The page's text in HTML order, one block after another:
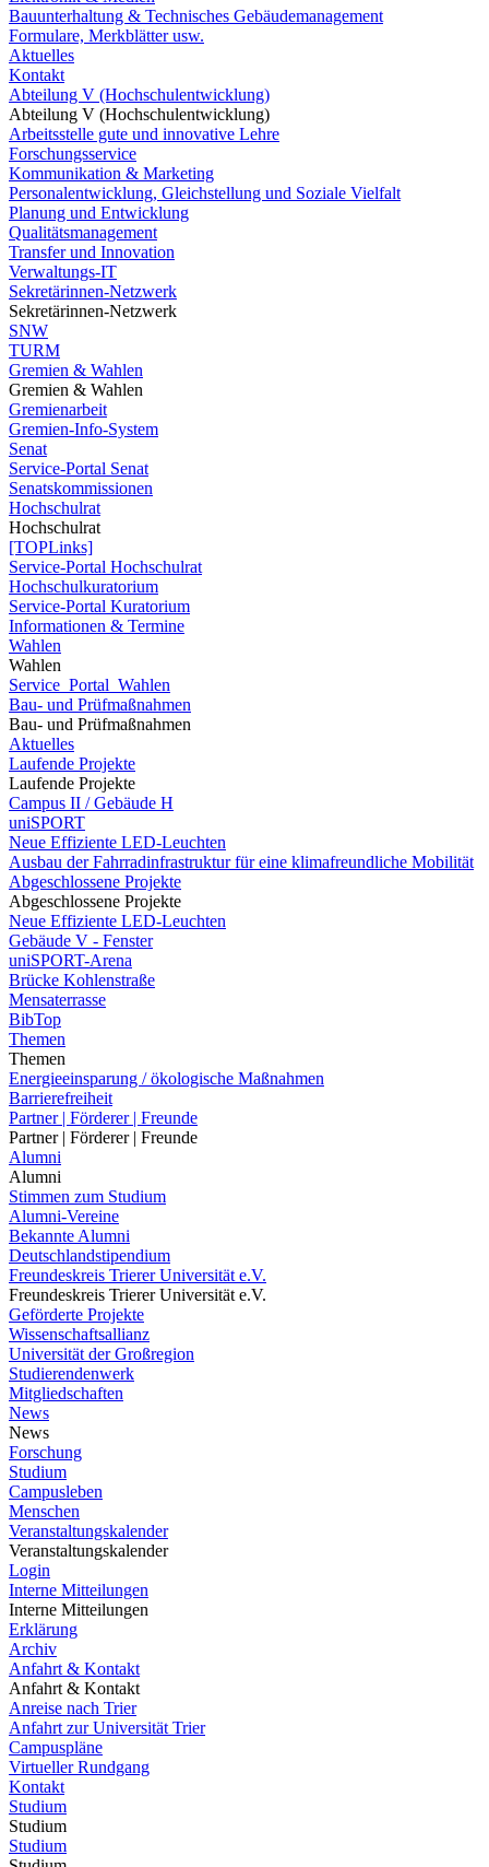
Bauunterhaltung & Technisches Gebäudemanagement
Formulare, Merkblätter usw.
Aktuelles
Kontakt
Abteilung V (Hochschulentwicklung)
Abteilung V (Hochschulentwicklung)
Arbeitsstelle gute und innovative Lehre
Forschungsservice
Kommunikation & Marketing
Personalentwicklung, Gleichstellung und Soziale Vielfalt
Planung und Entwicklung
Qualitätsmanagement
Transfer und Innovation
Verwaltungs-IT
Sekretärinnen-Netzwerk
Sekretärinnen-Netzwerk
SNW
TURM
Gremien & Wahlen
Gremien & Wahlen
Gremienarbeit
Gremien-Info-System
Senat
Service-Portal Senat
Senatskommissionen
Hochschulrat
Hochschulrat
[TOPLinks]
Service-Portal Hochschulrat
Hochschulkuratorium
Service-Portal Kuratorium
Informationen & Termine
Wahlen
Wahlen
Service_Portal_Wahlen
Bau- und Prüfmaßnahmen
Bau- und Prüfmaßnahmen
Aktuelles
Laufende Projekte
Laufende Projekte
Campus II / Gebäude H
uniSPORT
Neue Effiziente LED-Leuchten
Ausbau der Fahrradinfrastruktur für eine klimafreundliche Mobilität
Abgeschlossene Projekte
Abgeschlossene Projekte
Neue Effiziente LED-Leuchten
Gebäude V - Fenster
uniSPORT-Arena
Brücke Kohlenstraße
Mensaterrasse
BibTop
Themen
Themen
Energieeinsparung / ökologische Maßnahmen
Barrierefreiheit
Partner | Förderer | Freunde
Partner | Förderer | Freunde
Alumni
Alumni
Stimmen zum Studium
Alumni-Vereine
Bekannte Alumni
Deutschlandstipendium
Freundeskreis Trierer Universität e.V.
Freundeskreis Trierer Universität e.V.
Geförderte Projekte
Wissenschaftsallianz
Universität der Großregion
Studierendenwerk
Mitgliedschaften
News
News
Forschung
Studium
Campusleben
Menschen
Veranstaltungskalender
Veranstaltungskalender
Login
Interne Mitteilungen
Interne Mitteilungen
Erklärung
Archiv
Anfahrt & Kontakt
Anfahrt & Kontakt
Anreise nach Trier
Anfahrt zur Universität Trier
Campuspläne
Virtueller Rundgang
Kontakt
Studium
Studium
Studium